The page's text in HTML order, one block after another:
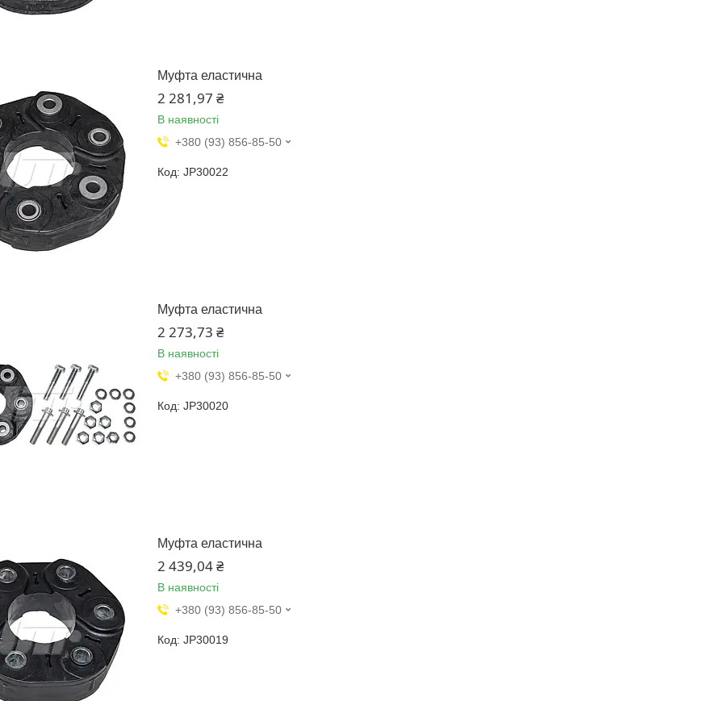
Муфта еластична
2 281,97 ₴
В наявності
+380 (93) 856-85-50
JP30022
Муфта еластична
2 273,73 ₴
В наявності
+380 (93) 856-85-50
JP30020
Муфта еластична
2 439,04 ₴
В наявності
+380 (93) 856-85-50
JP30019